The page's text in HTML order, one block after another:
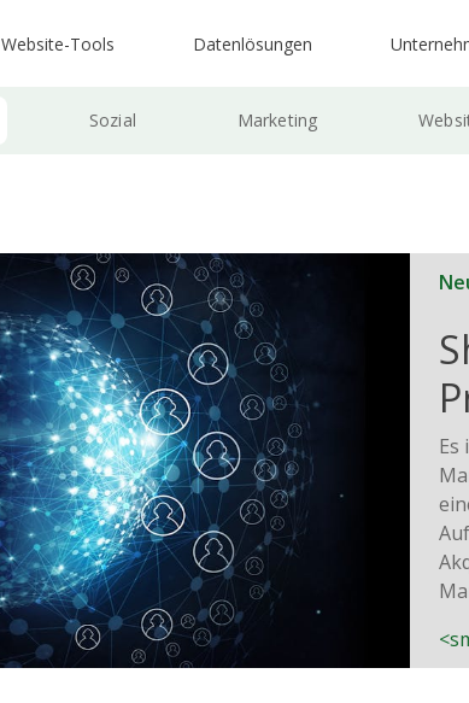
Website-Tools Datenlösungen
Sozial Marketing
Es